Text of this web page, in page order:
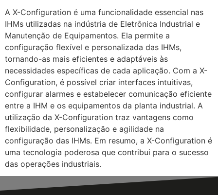
A X-Configuration é uma funcionalidade essencial nas
IHMs utilizadas na indústria de Eletrônica Industrial e
Manutenção de Equipamentos. Ela permite a
configuração flexível e personalizada das IHMs,
tornando-as mais eficientes e adaptáveis às
necessidades específicas de cada aplicação. Com a X-
Configuration, é possível criar interfaces intuitivas,
configurar alarmes e estabelecer comunicação eficiente
entre a IHM e os equipamentos da planta industrial. A
utilização da X-Configuration traz vantagens como
flexibilidade, personalização e agilidade na
configuração das IHMs. Em resumo, a X-Configuration é
uma tecnologia poderosa que contribui para o sucesso
das operações industriais.